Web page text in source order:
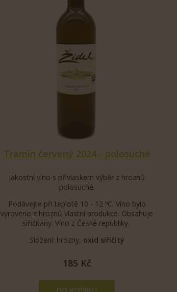
Tramín červený 2024 - polosuché
Jakostní víno s přívlaskem výběr z hroznů
polosuché.
Podávejte při teplotě 10 - 12 ºC. Víno bylo
vyroveno z hroznů vlastní produkce. Obsahuje
siřičitany. Víno z České republiky.
Složení: hrozny, oxid siřičitý
185 Kč